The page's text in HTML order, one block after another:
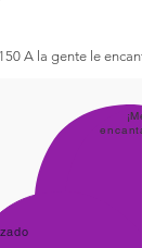
150 A la gente le
5, basada en 150
¡Me
encanta